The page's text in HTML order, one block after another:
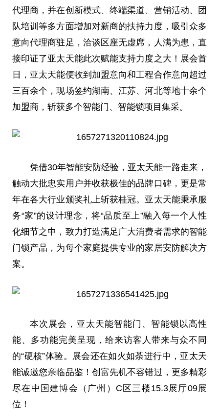
代理商，并在创新模式、终端渠道、营销活动、团
队培训等多方面增加对新商的扶持力度，吸引众多
意向代理商驻足，洽谈区座无虚席，人满为患，直
接印证了亚太天能此次赋能支持力度之大！展会首
日，亚太天能便收到加盟意向和工程合作意向超过
三百余个，现场签约湖南、江苏、河北等地十余个
加盟商，斩获多个智能门、智能锁项目集采。
凭借30年智能安防经验，亚太天能一路走来，
触动大批忠实用户并收获极佳的品牌口碑，更是常
年在各大行业颁奖礼上斩获桂冠。亚太天能秉承服
务“家”的设计理念，将“品质至上”融入每一个人性
化细节之中，致力打造满足广大消费者需求的智能
门锁产品，为每个家庭提供专业的家居安防解决方
案。
本次展会，亚太天能智能门、智能锁以高性
能、多功能完美呈现，给来访客人带来与众不同
的“硬核”体验。展会还在如火如荼进行中，亚太天
能诚邀您亲临品鉴！创富先机不容错过，更多精彩
尽在 中国建博会（广州）C区三楼15.3展厅09展
位！